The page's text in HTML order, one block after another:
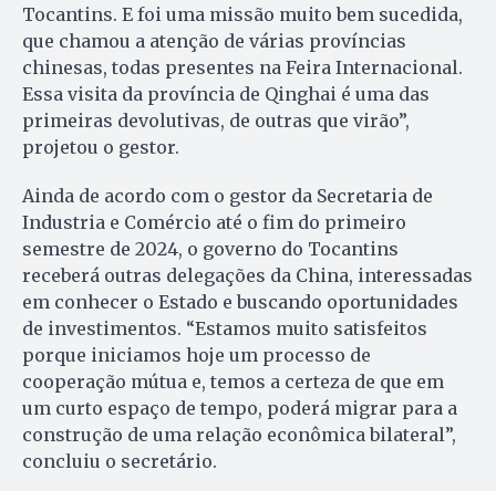
Tocantins. E foi uma missão muito bem sucedida,
que chamou a atenção de várias províncias
chinesas, todas presentes na Feira Internacional.
Essa visita da província de Qinghai é uma das
primeiras devolutivas, de outras que virão”,
projetou o gestor.
Ainda de acordo com o gestor da Secretaria de
Industria e Comércio até o fim do primeiro
semestre de 2024, o governo do Tocantins
receberá outras delegações da China, interessadas
em conhecer o Estado e buscando oportunidades
de investimentos. “Estamos muito satisfeitos
porque iniciamos hoje um processo de
cooperação mútua e, temos a certeza de que em
um curto espaço de tempo, poderá migrar para a
construção de uma relação econômica bilateral”,
concluiu o secretário.